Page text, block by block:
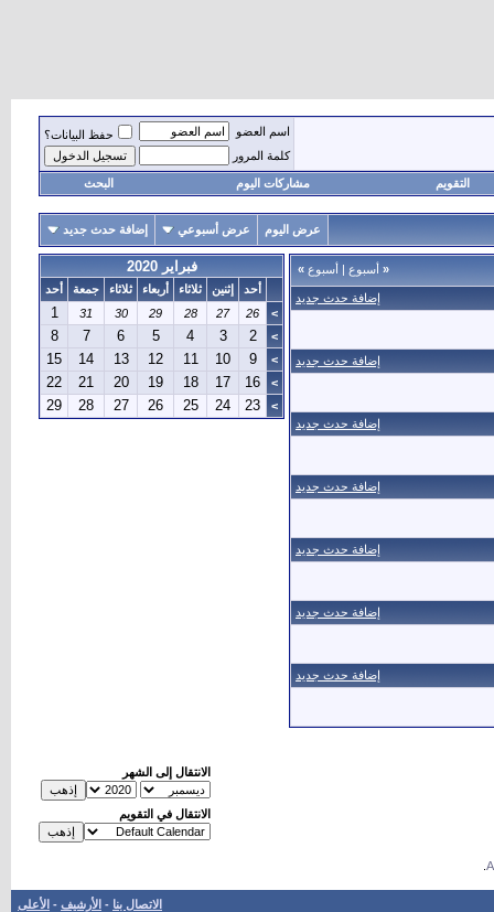
اسم العضو
حفظ البيانات؟
كلمة المرور
التقويم مشاركات اليوم البحث
عرض اليوم عرض أسبوعي إضافة حدث جديد
« أسبوع | أسبوع »
إضافة حدث جديد
إضافة حدث جديد
إضافة حدث جديد
إضافة حدث جديد
إضافة حدث جديد
إضافة حدث جديد
إضافة حدث جديد
فبراير 2020
أحد إثنين ثلاثاء أربعاء ثلاثاء جمعة
أحد
>
26
27
28
29
30
31
1
>
2
3
4
5
6
7
8
>
9
10
11
12
13
14
15
>
16
17
18
19
20
21
22
>
23
24
25
26
27
28
29
الانتقال إلى الشهر
الانتقال في التقويم
الاتصال بنا - الأرشيف - الأعلى